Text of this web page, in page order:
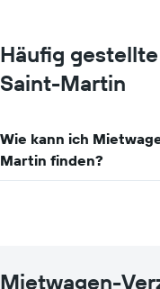
Häufig
Saint-Martin
Wie kann ich
Martin finden?
Mietwagen-